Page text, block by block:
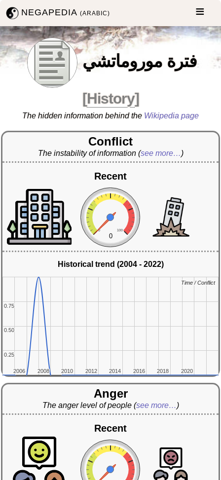
NEGAPEDIA(ARABIC)
فترة موروماتشي
[History]
The hidden information behind the Wikipedia page
Conflict
The instability of information (see more…)
Recent
0 100
0
Historical trend (2004 - 2022)
2006
2006 2008
2008 2010
2010 2012
2012 2014
2014 2016
2016 2018
2018 2020
2020
0.25
0.25
0.50
0.50
0.75
0.75
Time / Conflict
Time / Conflict
Anger
The anger level of people (see more…)
Recent